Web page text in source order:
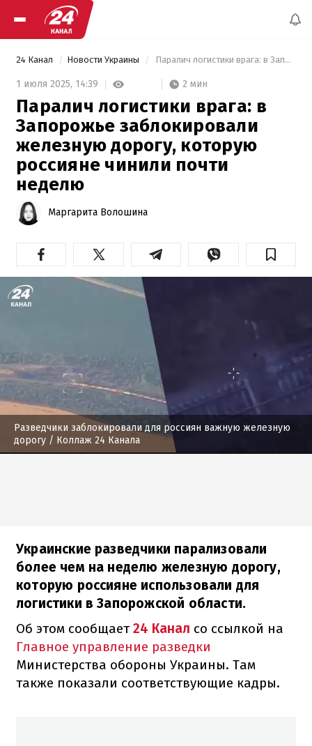
24 Канал Новости Украины Паралич логистики врага: в Запорожье заблокировали железную дорогу, которую россияне чинили почти неделю
1 июля 2025, 14:39 2 мин
Паралич логистики врага: в
Запорожье заблокировали
железную дорогу, которую
россияне чинили почти
неделю
Маргарита Волошина
Разведчики заблокировали для россиян важную железную
дорогу / Коллаж 24 Канала
Украинские разведчики парализовали
более чем на неделю железную дорогу,
которую россияне использовали для
логистики в Запорожской области.
Об этом сообщает24 Канал со ссылкой на
Главное управление разведки
Министерства обороны Украины. Там
также показали соответствующие кадры.